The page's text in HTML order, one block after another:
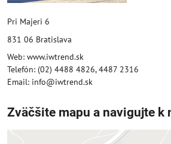
Pri Majeri 6
831 06 Bratislava
Web: www.iwtrend.sk
Telefón: (02) 4488 4826, 4487 2316
Email: info@iwtrend.sk
Zväčšite mapu a navigujte k